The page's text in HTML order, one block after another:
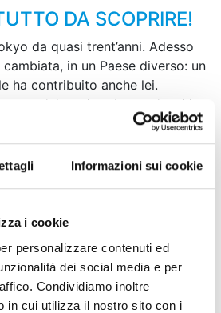
Informazioni sui cookie
i cookie
personalizzare contenuti ed
dei social media e per
Condividiamo inoltre
in cui utilizza il nostro sito con i
DA SCOPRIRE!
da quasi trent’anni. Adesso
in un Paese diverso: un
ha contribuito anche lei.
un'altra vita; da trent'anni i
sono congelati.
sono addirittura invecchiati,
oppure hanno continuato. Il
piano di un grattacielo,
preferita dal Maestro, una
una donna che, insieme a
altre, ha per la prima volta